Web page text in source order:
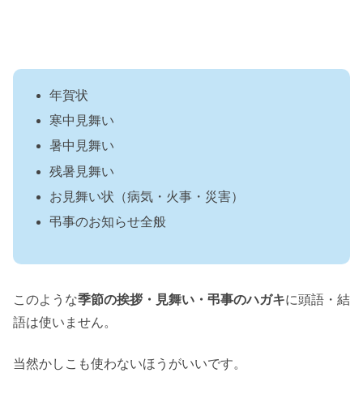
年賀状
寒中見舞い
暑中見舞い
残暑見舞い
お見舞い状（病気・火事・災害）
弔事のお知らせ全般
このような季節の挨拶・見舞い・弔事のハガキに頭語・結
語は使いません。
当然かしこも使わないほうがいいです。